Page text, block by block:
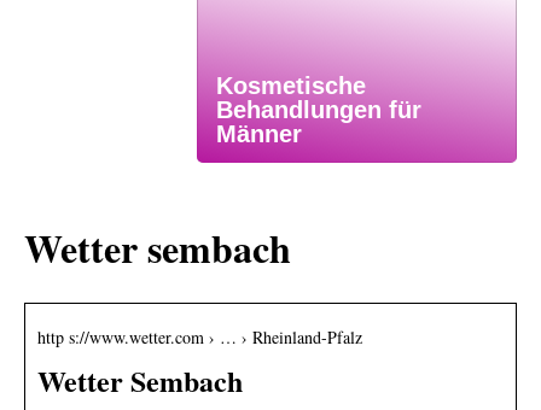
Kosmetische
Behandlungen für
Männer
Wetter sembach
http s://www.wetter.com › … › Rheinland-Pfalz
Wetter Sembach